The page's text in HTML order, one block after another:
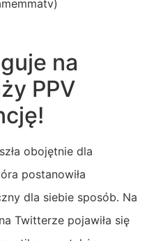
na
PPV
obojętnie dla
postanowiła
dla siebie sposób. Na
Twitterze pojawiła się